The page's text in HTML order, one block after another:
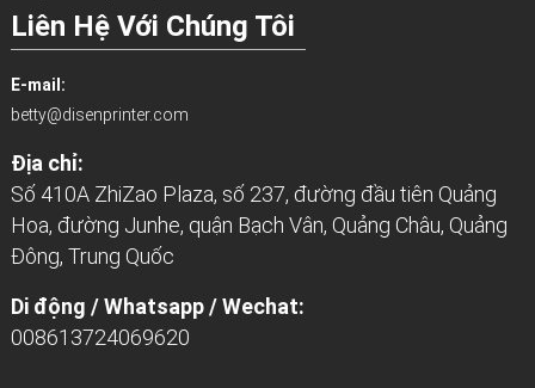
Liên Hệ Với Chúng Tôi
E-mail:
betty@disenprinter.com
Địa chỉ:
Số 410A ZhiZao Plaza, số 237, đường đầu tiên Quảng
Hoa, đường Junhe, quận Bạch Vân, Quảng Châu, Quảng
Đông, Trung Quốc
Di động / Whatsapp / Wechat:
008613724069620